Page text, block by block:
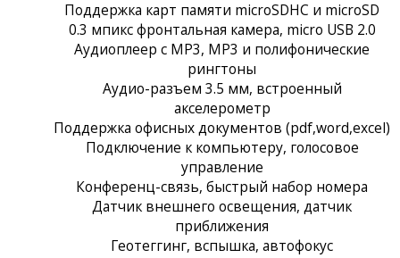
Поддержка карт памяти microSDHC и microSD
0.3 мпикс фронтальная камера, micro USB 2.0
Аудиоплеер с MP3, MP3 и полифонические
рингтоны
Аудио-разъем 3.5 мм, встроенный
акселерометр
Поддержка офисных документов (pdf,word,excel)
Подключение к компьютеру, голосовое
управление
Конференц-связь, быстрый набор номера
Датчик внешнего освещения, датчик
приближения
Геотеггинг, вспышка, автофокус